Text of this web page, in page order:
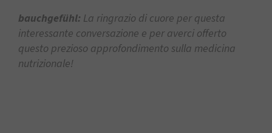
bauchgefühl: La ringrazio di cuore per questa
interessante conversazione e per averci offerto
questo prezioso approfondimento sulla medicina
nutrizionale!